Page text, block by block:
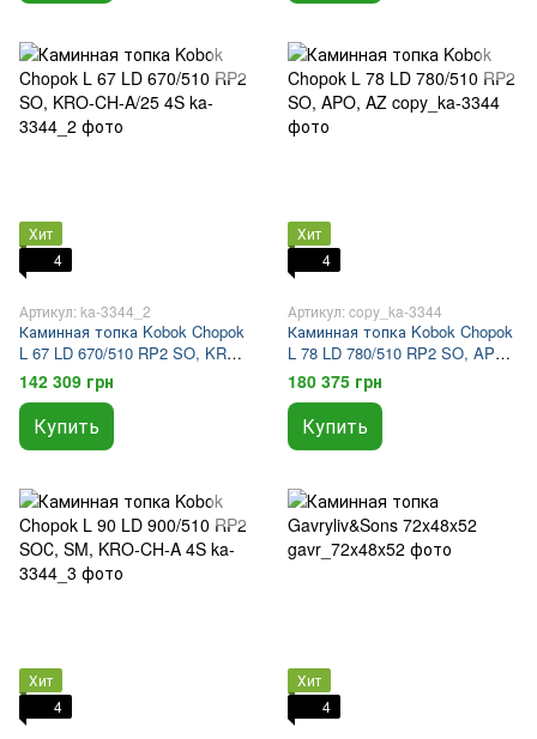
Хит
4
Артикул: ka-3344_2
Каминная топка Kobok Chopok
L 67 LD 670/510 RP2 SO, KRO-
CH-A/25 4S
142 309 грн
Купить
Хит
4
Артикул: copy_ka-3344
Каминная топка Kobok Chopok
L 78 LD 780/510 RP2 SO, APO,
AZ
180 375 грн
Купить
Хит
4
Хит
4